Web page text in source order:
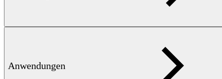
Anwendungen